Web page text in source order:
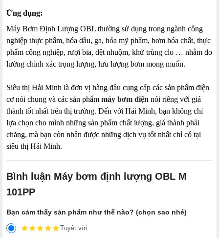
Ứng dụng:
Máy Bơm Định Lượng OBL thường sử dụng trong ngành công
nghiệp thực phẩm, hóa dầu, ga, hóa mỹ phẩm, bơm hóa chất, thực
phẩm công nghiệp, rượi bia, dệt nhuộm, khử trùng clo … nhằm đo
lường chính xác trọng lượng, lưu lượng bơm mong muốn.
Siêu thị Hải Minh là đơn vị hàng đầu cung cấp các sản phẩm điện
cơ nói chung và các sản phẩm máy bơm điện nói riêng với giá
thành tốt nhất trên thị trường. Đến với Hải Minh, bạn không chỉ
lựa chọn cho mình những sản phẩm chất lượng, giá thành phải
chăng, mà bạn còn nhận được những dịch vụ tốt nhất chỉ có tại
siêu thị Hải Minh.
Bình luận Máy bơm định lượng OBL M
101PP
Bạn cảm thấy sản phẩm như thế nào? (chọn sao nhé)
Tuyệt vời